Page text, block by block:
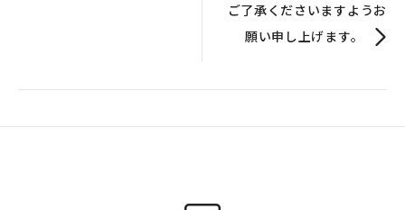
ご了承くださいますようお
願い申し上げます。